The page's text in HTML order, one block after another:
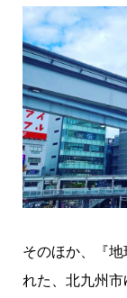
そのほか、『
れた、北九州